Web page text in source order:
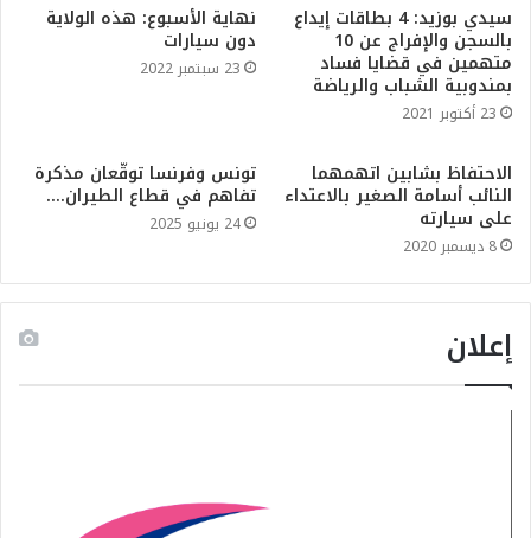
سيدي بوزيد: 4 بطاقات إيداع
بالسجن والإفراج عن 10
متهمين في قضايا فساد
بمندوبية الشباب والرياضة
23 أكتوبر 2021
نهاية الأسبوع: هذه الولاية
دون سيارات‎‎
23 سبتمبر 2022
الاحتفاظ بشابين اتهمهما
النائب أسامة الصغير بالاعتداء
على سيارته
8 ديسمبر 2020
تونس وفرنسا توقّعان مذكرة
تفاهم في قطاع الطيران….
24 يونيو 2025
إعلان